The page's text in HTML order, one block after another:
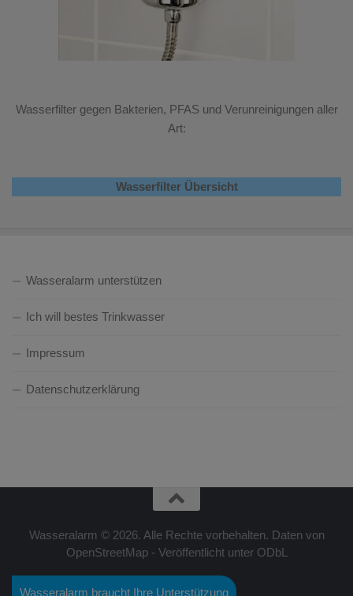
Wasserfilter gegen Bakterien, PFAS und Verunreinigungen aller
Art:
Wasserfilter Übersicht
Wasseralarm unterstützen
Ich will bestes Trinkwasser
Impressum
Datenschutzerklärung
Wasseralarm braucht Ihre Unterstützung
Wasseralarm © 2026. Alle Rechte vorbehalten. Daten von
OpenStreetMap - Veröffentlicht unter ODbL